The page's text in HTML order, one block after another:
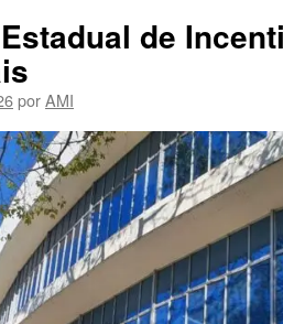
de
porAMI